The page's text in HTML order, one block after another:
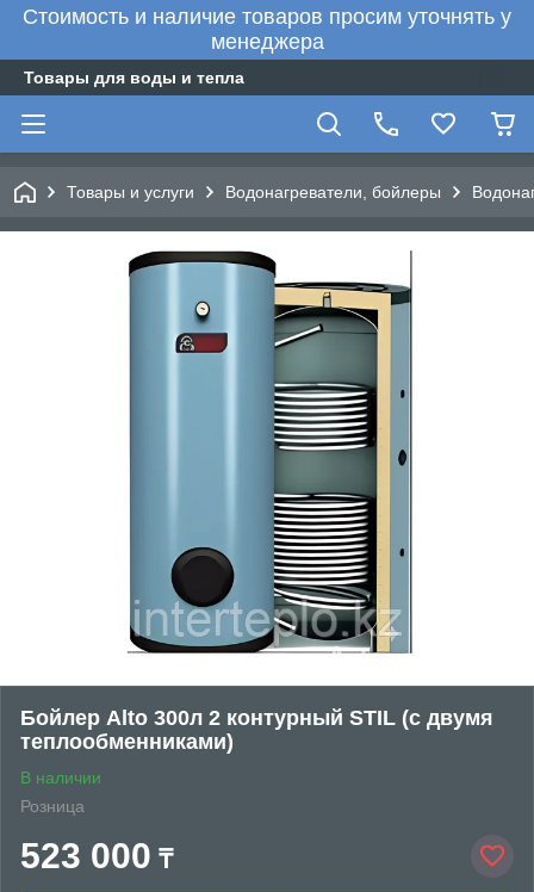
Стоимость и наличие товаров просим уточнять у
менеджера
Товары для воды и тепла
Товары и услуги Водонагреватели, бойлеры
Бойлер Alto 300л 2 контурный STIL (с двумя
теплообменниками)
В наличии
Розница
523 000 ₸